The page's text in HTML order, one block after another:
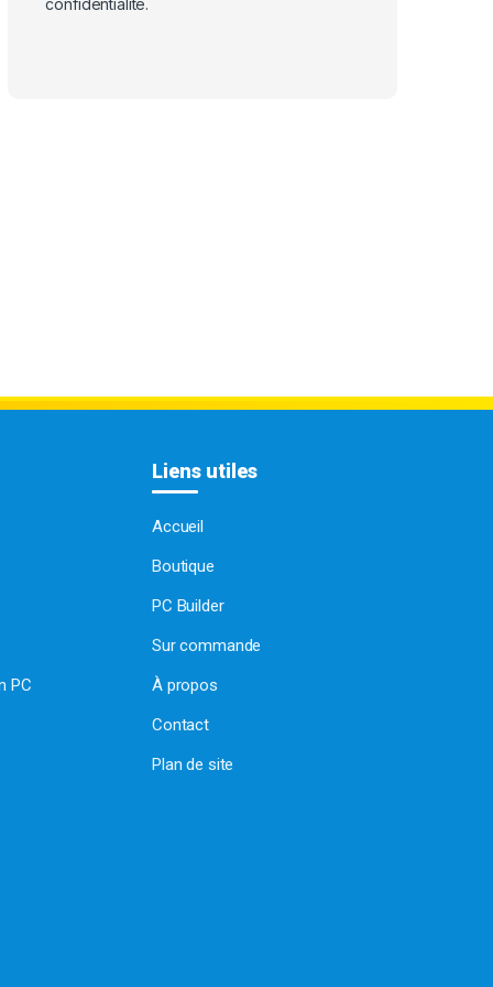
confidentialité.
PC
Liens utiles
Accueil
Boutique
PC Builder
Sur commande
À propos
Contact
Plan de site